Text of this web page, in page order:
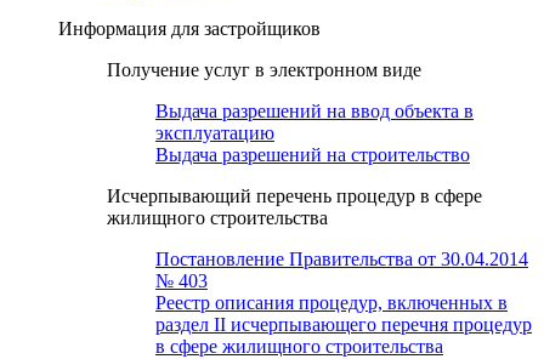
Информация для застройщиков
Получение услуг в электронном виде
Выдача разрешений на ввод объекта в
эксплуатацию
Выдача разрешений на строительство
Исчерпывающий перечень процедур в сфере
жилищного строительства
Постановление Правительства от 30.04.2014
№ 403
Реестр описания процедур, включенных в
раздел II исчерпывающего перечня процедур
в сфере жилищного строительства